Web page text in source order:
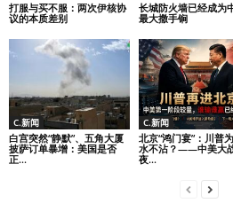
打服与买不服：两次伊核协
议的本质差别
长城防火墙已经成为
最大撒手锏
C.新闻
白宫突然“静默”、五角大厦
披萨订单暴增：美国是否
正...
C.新闻
北京“鸿门宴”：川普
水不沾？——中美大
夜...